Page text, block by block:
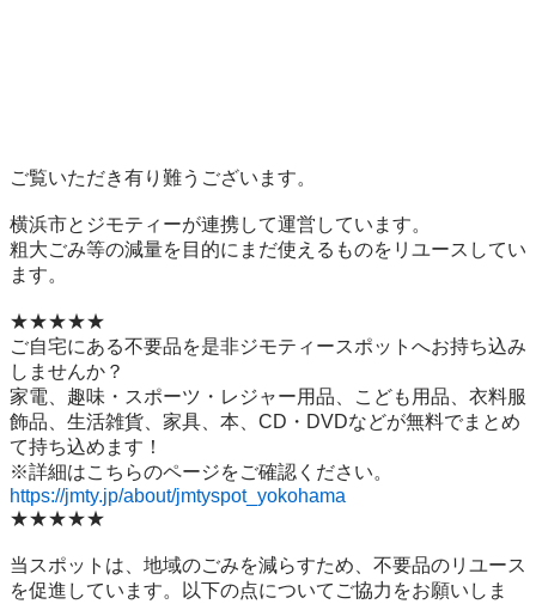
ご覧いただき有り難うございます。
横浜市とジモティーが連携して運営しています。
粗⼤ごみ等の減量を⽬的にまだ使えるものをリユースしてい
ます。
★★★★★
ご自宅にある不要品を是非ジモティースポットへお持ち込み
しませんか？
家電、趣味・スポーツ・レジャー用品、こども用品、衣料服
飾品、生活雑貨、家具、本、CD・DVDなどが無料でまとめ
て持ち込めます！
https://jmty.jp/about/jmtyspot_yokohama
★★★★★
当スポットは、地域のごみを減らすため、不要品のリユース
を促進しています。以下の点についてご協力をお願いしま